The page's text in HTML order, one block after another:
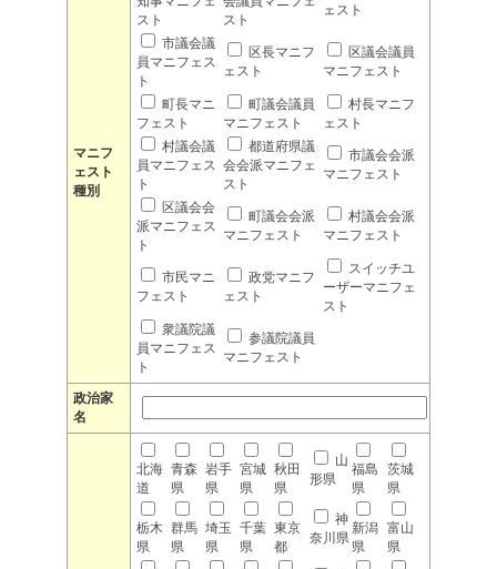
マニフ
ェスト
種別
スト
スト
ェスト
市議会議
員マニフェス
ト
区長マニフ
ェスト
区議会議員
マニフェスト
町長マニ
フェスト
町議会議員
マニフェスト
村長マニフ
ェスト
村議会議
員マニフェス
ト
都道府県議
会会派マニフェ
スト
市議会会派
マニフェスト
区議会会
派マニフェス
ト
町議会会派
マニフェスト
村議会会派
マニフェスト
市民マニ
フェスト
政党マニフ
ェスト
スイッチユ
ーザーマニフェ
スト
衆議院議
員マニフェス
ト
参議院議員
マニフェスト
政治家
名
北海
道
青森
県
岩手
県
宮城
県
秋田
県
山
形県
福島
県
茨城
県
栃木
県
群馬
県
埼玉
県
千葉
県
東京
都
神
奈川県
新潟
県
富山
県